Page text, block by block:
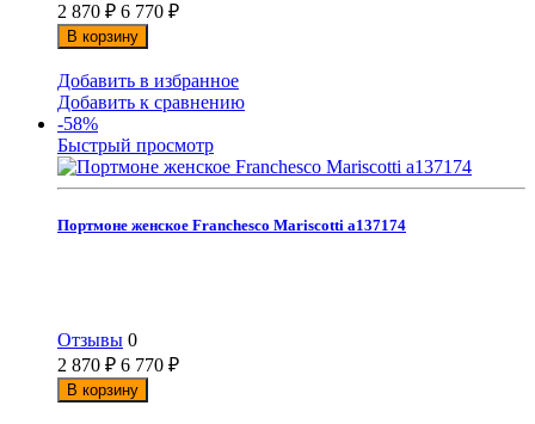
2 870 ₽ 6 770 ₽
В корзину
Добавить в избранное
Добавить к сравнению
-58%
Быстрый просмотр
Портмоне женское Franchesco Mariscotti а137174
Отзывы 0
2 870 ₽ 6 770 ₽
В корзину